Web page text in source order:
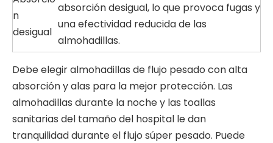
n
desigual
absorción desigual, lo que provoca fugas y
una efectividad reducida de las
almohadillas.
Debe elegir almohadillas de flujo pesado con alta
absorción y alas para la mejor protección. Las
almohadillas durante la noche y las toallas
sanitarias del tamaño del hospital le dan
tranquilidad durante el flujo súper pesado. Puede